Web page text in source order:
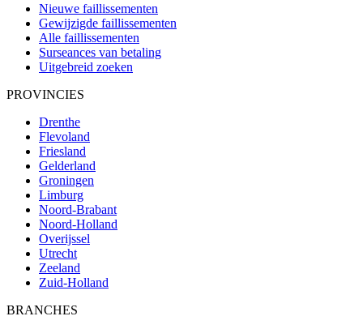
Nieuwe faillissementen
Gewijzigde faillissementen
Alle faillissementen
Surseances van betaling
Uitgebreid zoeken
PROVINCIES
Drenthe
Flevoland
Friesland
Gelderland
Groningen
Limburg
Noord-Brabant
Noord-Holland
Overijssel
Utrecht
Zeeland
Zuid-Holland
BRANCHES